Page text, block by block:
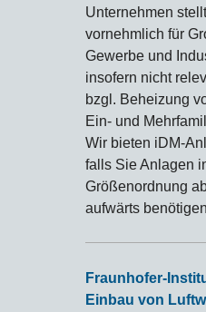
Unternehmen
vornehmlich für
Gewerbe und
insofern nicht
bzgl. Beheizung
Ein- und
Wir bieten iDM-
falls Sie Anlagen
Größenordnung
aufwärts
Fraunhofer-
Einbau von